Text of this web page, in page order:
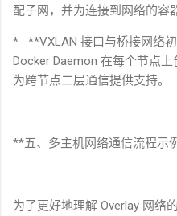
配子网，并为连接到网络的容
* **VXLAN 接口与桥接网络
Docker Daemon 在每个节点上
为跨节点二层通信提供支持。
**五、多主机网络通信流程示
为了更好地理解 Overlay 网络